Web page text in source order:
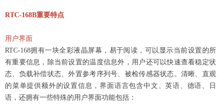
RTC-168B重要特点
用户界面
RTC-168拥有一块全彩液晶屏幕，易于阅读，可以显示当前设置的所
有重要信息，除当前设置的温度信息外，用户还可以快速查看稳定状
态、负载补偿状态、外置参考序列号、被检传感器状态。清晰、直观
的菜单提供额外的设置信息，界面语言包含中文、英语、德语、日
语，还拥有一些特殊的用户界面功能包括：